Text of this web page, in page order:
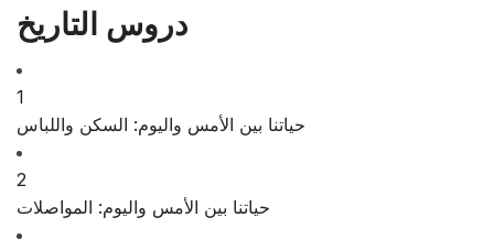
دروس التاريخ
1
حياتنا بين الأمس واليوم: السكن واللباس
2
حياتنا بين الأمس واليوم: المواصلات